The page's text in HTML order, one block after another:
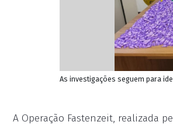
As investigações seguem para
A Operação Fastenzeit, realizada